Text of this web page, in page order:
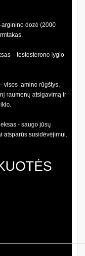
dozė (2000
– testosterono lygio
visos amino rūgštys,
raumenų atsigavimą ir
- saugo jūsų
atsparūs susidėvėjimui.